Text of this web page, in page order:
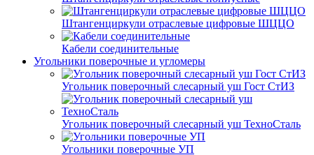
Штангенциркули отраслевые цифровые ШЦЦО
Кабели соединительные
Угольники поверочные и угломеры
Угольник поверочный слесарный уш Гост СтИЗ
Угольник поверочный слесарный уш ТехноСталь
Угольники поверочные УП